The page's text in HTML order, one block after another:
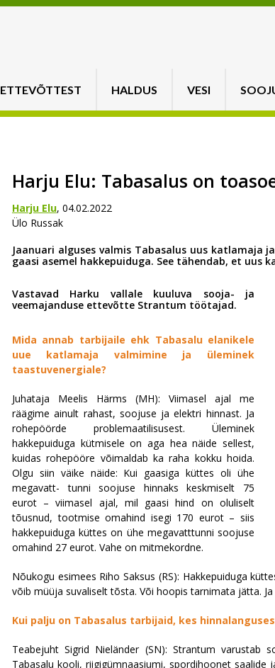
ETTEVÕTTEST HALDUS VESI
Harju Elu: Tabasalus on
Harju Elu, 04.02.2022
Ülo Russak
Jaanuari alguses valmis Tabasalus uus
gaasi asemel hakkepuiduga. See tähendab, et
Vastavad Harku vallale kuuluva sooja- ja
veemajanduse ettevõtte Strantum töötajad.
Mida annab tarbijaile ehk Tabasalu elanikele
uue katlamaja valmimine ja üleminek
taastuvenergiale?
Juhataja Meelis Härms (MH): Viimasel ajal me
räägime ainult rahast, soojuse ja elektri hinnast. Ja
rohepöörde problemaatilisusest. Üleminek
hakkepuiduga kütmisele on aga hea näide sellest,
kuidas rohepööre võimaldab ka raha kokku hoida.
Olgu siin väike näide: Kui gaasiga küttes oli ühe
megavatt- tunni soojuse hinnaks keskmiselt 75
eurot – viimasel ajal, mil gaasi hind on oluliselt
tõusnud, tootmise omahind isegi 170 eurot – siis
hakkepuiduga küttes on ühe megavatttunni soojuse
omahind 27 eurot. Vahe on mitmekordne.
Nõukogu esimees Riho Saksus (RS): Hakkepuiduga
võib müüja suvaliselt tõsta. Või hoopis tarnimata jätta.
Kui palju on Tabasalus tarbijaid, kes
Teabejuht Sigrid Nieländer (SN): Strantum varustab
Tabasalu kooli, riigigümnaasiumi, spordihoonet saalide